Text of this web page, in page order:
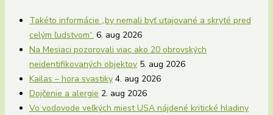
Takéto informácie „by nemali byť utajované a skryté pred
celým ľudstvom“. 6. aug 2026
Na Mesiaci pozorovali viac ako 20 obrovských
neidentifikovaných objektov 5. aug 2026
Kailas – hora svastiky 4. aug 2026
Dojčenie a alergie 2. aug 2026
Vo vodovode veľkých miest USA nájdené kritické hladiny